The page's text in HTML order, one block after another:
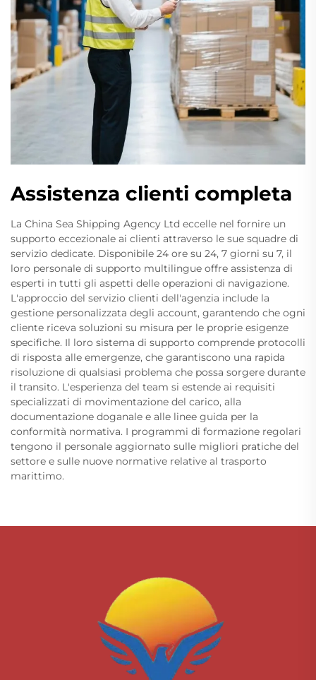
Assistenza clienti completa
La China Sea Shipping Agency Ltd eccelle nel fornire un
supporto eccezionale ai clienti attraverso le sue squadre di
servizio dedicate. Disponibile 24 ore su 24, 7 giorni su 7, il
loro personale di supporto multilingue offre assistenza di
esperti in tutti gli aspetti delle operazioni di navigazione.
L'approccio del servizio clienti dell'agenzia include la
gestione personalizzata degli account, garantendo che ogni
cliente riceva soluzioni su misura per le proprie esigenze
specifiche. Il loro sistema di supporto comprende protocolli
di risposta alle emergenze, che garantiscono una rapida
risoluzione di qualsiasi problema che possa sorgere durante
il transito. L'esperienza del team si estende ai requisiti
specializzati di movimentazione del carico, alla
documentazione doganale e alle linee guida per la
conformità normativa. I programmi di formazione regolari
tengono il personale aggiornato sulle migliori pratiche del
settore e sulle nuove normative relative al trasporto
marittimo.